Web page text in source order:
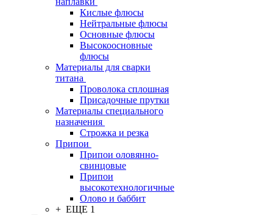
Кислые флюсы
Нейтральные флюсы
Основные флюсы
Высокоосновные
флюсы
Материалы для сварки
титана
Проволока сплошная
Присадочные прутки
Материалы специального
назначения
Строжка и резка
Припои
Припои оловянно-
свинцовые
Припои
высокотехнологичные
Олово и баббит
+ ЕЩЕ 1